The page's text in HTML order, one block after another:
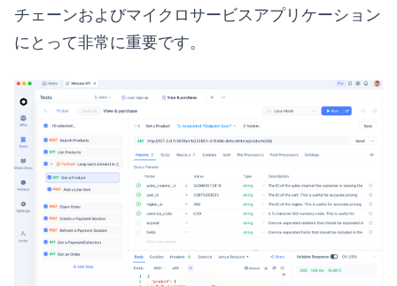
チェーンおよびマイクロサービスアプリケーション
にとって非常に重要です。